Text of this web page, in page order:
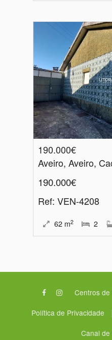
190.000€
Aveiro, Aveiro,
190.000€
Ref: VEN-4208
62 m2 2
Centros
Política de Privacidade
Canal